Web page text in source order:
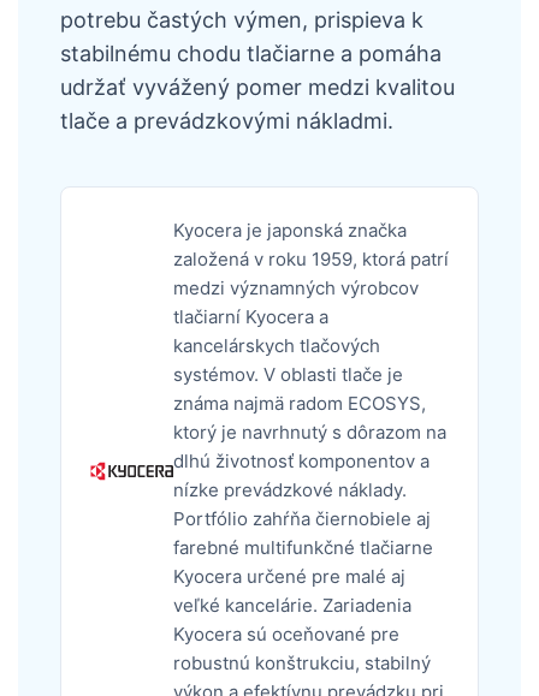
potrebu častých výmen, prispieva k
stabilnému chodu tlačiarne a pomáha
udržať vyvážený pomer medzi kvalitou
tlače a prevádzkovými nákladmi.
Kyocera je japonská značka
založená v roku 1959, ktorá patrí
medzi významných výrobcov
tlačiarní Kyocera a
kancelárskych tlačových
systémov. V oblasti tlače je
známa najmä radom ECOSYS,
ktorý je navrhnutý s dôrazom na
dlhú životnosť komponentov a
nízke prevádzkové náklady.
Portfólio zahŕňa čiernobiele aj
farebné multifunkčné tlačiarne
Kyocera určené pre malé aj
veľké kancelárie. Zariadenia
Kyocera sú oceňované pre
robustnú konštrukciu, stabilný